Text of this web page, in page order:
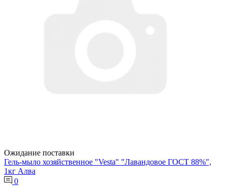
Ожидание поставки
Гель-мыло хозяйственное "Vesta" "Лавандовое ГОСТ 88%",
1кг Алва
0